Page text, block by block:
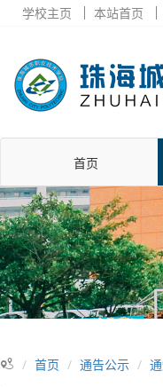
学校主页 本站首页
首页
首页 通告公示